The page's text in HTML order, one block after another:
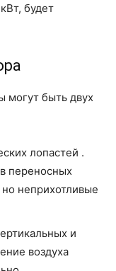
будет
могут быть двух
лопастей .
переносных
неприхотливые
и
воздуха